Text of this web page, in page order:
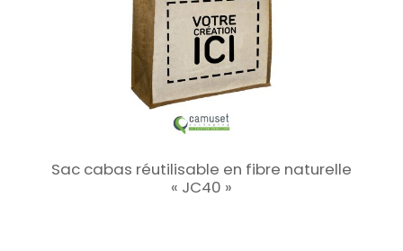
Sac cabas réutilisable en fibre naturelle
« JC40 »